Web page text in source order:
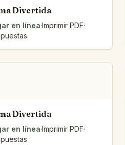
Divertida
en línea·Imprimir PDF·
Divertida
en línea·Imprimir PDF·